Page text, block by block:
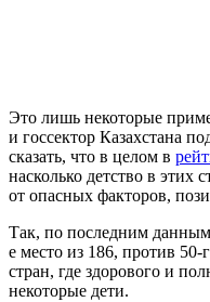
Это лишь некоторые
и госсектор Казахстана
сказать, что в целом в
насколько детство в
от опасных факторов,
Так, по последним данным
е место из 186, против
стран, где здорового и
некоторые дети.